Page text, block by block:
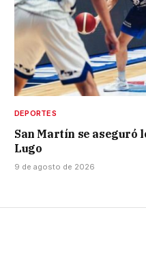
DEPORTES
San Martín se aseguró
Lugo
9 de agosto de 2026